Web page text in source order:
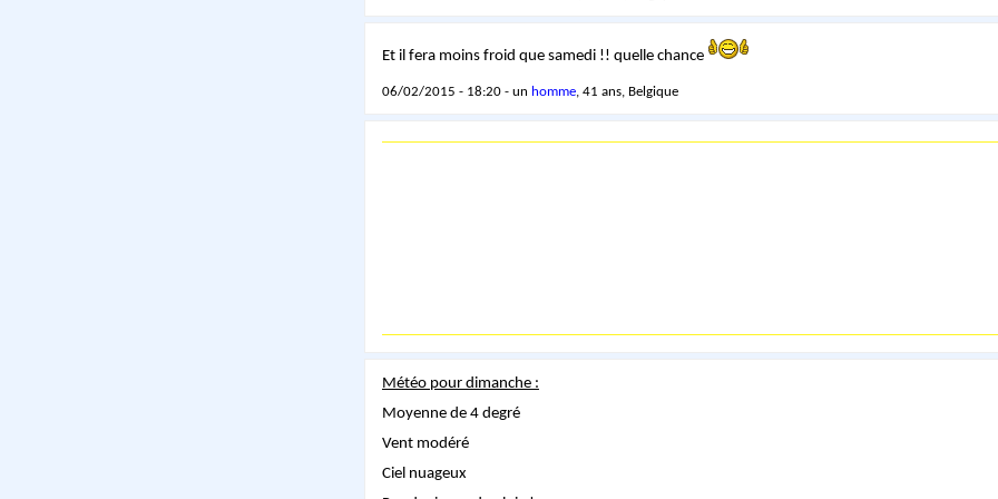
Et il fera moins froid que samedi !! quelle chance
06/02/2015 - 18:20 - un homme, 41 ans, Belgique
Météo pour dimanche :
Moyenne de 4 degré
Vent modéré
Ciel nuageux